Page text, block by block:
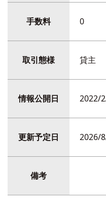
手数料 0
取引態様 貸主
情報公開日 2022/
更新予定日 2026/
備考